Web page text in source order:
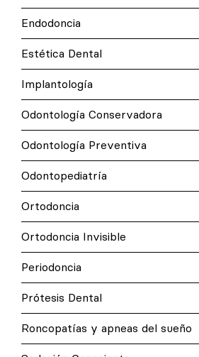
Endodoncia
Estética Dental
Implantología
Odontología Conservadora
Odontología Preventiva
Odontopediatría
Ortodoncia
Ortodoncia Invisible
Periodoncia
Prótesis Dental
Roncopatías y apneas del sueño